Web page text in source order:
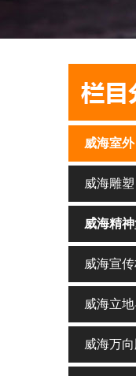
威海室外
威海雕塑
威海精
威海宣
威海立
威海万